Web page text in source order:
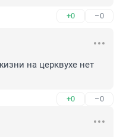
+0 –0
на церквухе нет
+0 –0